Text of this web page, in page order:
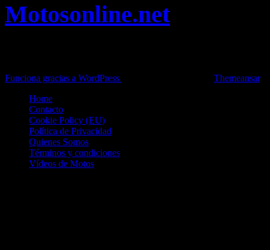
Motosonline.net
Funciona gracias a WordPress
Themeansar.
Home
Contacto
Cookie Policy (EU)
Política de Privacidad
Quienes Somos
Términos y condiciones
Vídeos de Motos